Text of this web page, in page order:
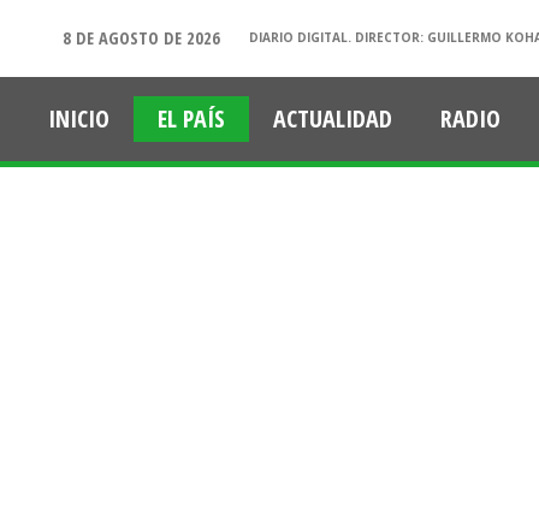
8 DE AGOSTO DE 2026 DIARIO DIGITAL. DIRECTOR: GUILLERMO
INICIO EL PAÍS ACTUALIDAD RADIO